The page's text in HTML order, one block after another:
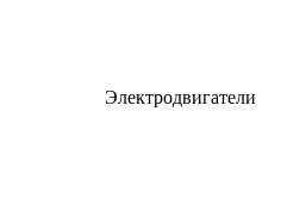
Электродвигатели